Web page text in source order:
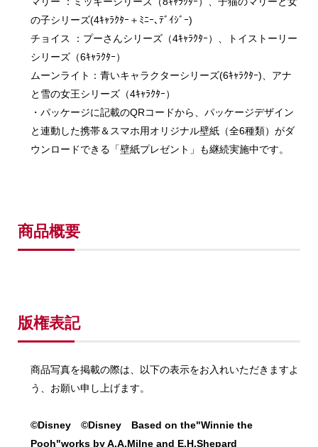
の子シリーズ(4ｷｬﾗｸﾀｰ＋ﾐﾆｰ､ﾃﾞｲｼﾞｰ)
チョイス ：プーさんシリーズ（4ｷｬﾗｸﾀｰ）、トイストーリー
シリーズ（6ｷｬﾗｸﾀｰ）
ムーンライト：青いキャラクターシリーズ(6ｷｬﾗｸﾀｰ)、アナ
と雪の女王シリーズ（4ｷｬﾗｸﾀｰ）
・パッケージに記載のQRコードから、パッケージデザイン
と連動した携帯＆スマホ用オリジナル壁紙（全6種類）がダ
ウンロードできる「壁紙プレゼント」も継続実施中です。
商品概要
版権表記
商品写真を掲載の際は、以下の表示をお入れいただきますよ
う、お願い申し上げます。
©Disney ©Disney
Based on the"Winnie the
Pooh"works by A.A.Milne and E.H.Shepard